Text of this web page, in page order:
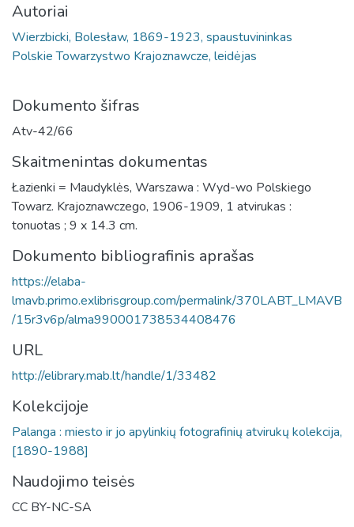
Autoriai
Wierzbicki, Bolesław, 1869-1923, spaustuvininkas
Polskie Towarzystwo Krajoznawcze, leidėjas
Dokumento šifras
Atv-42/66
Skaitmenintas dokumentas
Łazienki = Maudyklės, Warszawa : Wyd-wo Polskiego
Towarz. Krajoznawczego, 1906-1909, 1 atvirukas :
tonuotas ; 9 x 14.3 cm.
Dokumento bibliografinis aprašas
https://elaba-
lmavb.primo.exlibrisgroup.com/permalink/370LABT_LMAVB
/15r3v6p/alma990001738534408476
URL
http://elibrary.mab.lt/handle/1/33482
Kolekcijoje
Palanga : miesto ir jo apylinkių fotografinių atvirukų kolekcija,
[1890-1988]
Naudojimo teisės
CC BY-NC-SA